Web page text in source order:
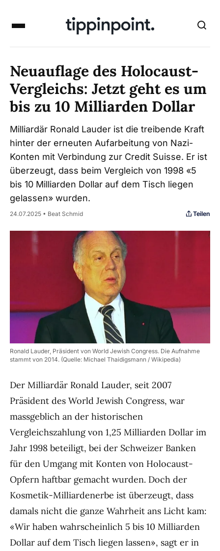
Neuauflage des Holocaust-
Vergleichs: Jetzt geht es um
bis zu 10 Milliarden Dollar
Milliardär Ronald Lauder ist die treibende Kraft
hinter der erneuten Aufarbeitung von Nazi-
Konten mit Verbindung zur Credit Suisse. Er ist
überzeugt, dass beim Vergleich von 1998 «5
bis 10 Milliarden Dollar auf dem Tisch liegen
gelassen» wurden.
24.07.2025 • Beat Schmid Teilen
Ronald Lauder, Präsident von World Jewish Congress. Die Aufnahme
stammt von 2014. (Quelle: Michael Thaidigsmann / Wikipedia)
Der Milliardär Ronald Lauder, seit 2007
Präsident des World Jewish Congress, war
massgeblich an der historischen
Vergleichszahlung von 1,25 Milliarden Dollar im
Jahr 1998 beteiligt, bei der Schweizer Banken
für den Umgang mit Konten von Holocaust-
Opfern haftbar gemacht wurden. Doch der
Kosmetik-Milliardenerbe ist überzeugt, dass
damals nicht die ganze Wahrheit ans Licht kam:
«Wir haben wahrscheinlich 5 bis 10 Milliarden
Dollar auf dem Tisch liegen lassen», sagt er in